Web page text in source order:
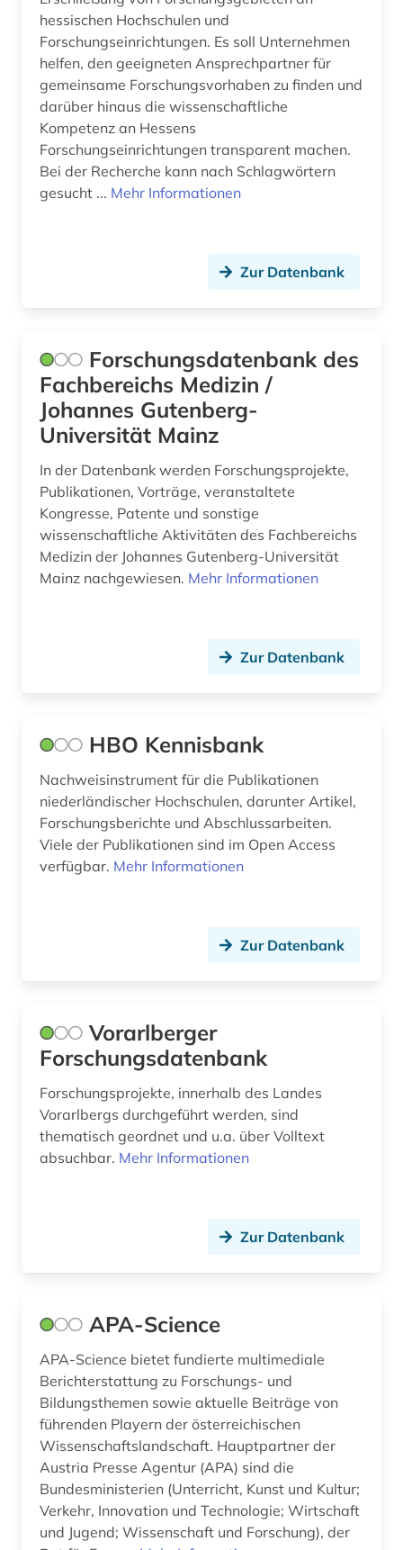
hessischen Hochschulen und
Forschungseinrichtungen. Es soll Unternehmen
helfen, den geeigneten Ansprechpartner für
gemeinsame Forschungsvorhaben zu finden und
darüber hinaus die wissenschaftliche
Kompetenz an Hessens
Forschungseinrichtungen transparent machen.
Bei der Recherche kann nach Schlagwörtern
gesucht ... Mehr Informationen
Zur Datenbank
Forschungsdatenbank des
Fachbereichs Medizin /
Johannes Gutenberg-
Universität Mainz
In der Datenbank werden Forschungsprojekte,
Publikationen, Vorträge, veranstaltete
Kongresse, Patente und sonstige
wissenschaftliche Aktivitäten des Fachbereichs
Medizin der Johannes Gutenberg-Universität
Mainz nachgewiesen. Mehr Informationen
Zur Datenbank
HBO Kennisbank
Nachweisinstrument für die Publikationen
niederländischer Hochschulen, darunter Artikel,
Forschungsberichte und Abschlussarbeiten.
Viele der Publikationen sind im Open Access
verfügbar. Mehr Informationen
Zur Datenbank
Vorarlberger
Forschungsdatenbank
Forschungsprojekte, innerhalb des Landes
Vorarlbergs durchgeführt werden, sind
thematisch geordnet und u.a. über Volltext
absuchbar. Mehr Informationen
Zur Datenbank
APA-Science
APA-Science bietet fundierte multimediale
Berichterstattung zu Forschungs- und
Bildungsthemen sowie aktuelle Beiträge von
führenden Playern der österreichischen
Wissenschaftslandschaft. Hauptpartner der
Austria Presse Agentur (APA) sind die
Bundesministerien (Unterricht, Kunst und Kultur;
Verkehr, Innovation und Technologie; Wirtschaft
und Jugend; Wissenschaft und Forschung), der